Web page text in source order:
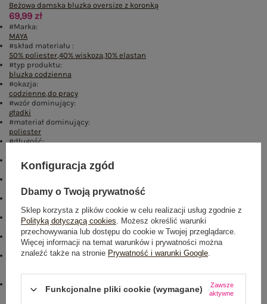
Beżowa damska bluzka oversize z koronką
69,99 zł
#Marka:
MAYA
#skład materiału :
50% poliester,40% wiskoza,10% elastan
#typ produktu:
bluzka codzienna
#okazja:
codzienne,do pracy
#wzór dominujący:
gładki
#materiał dominujący:
poliester
#długość:
#rękaw:
krótki rękaw
okrągły
brak
#cechy dodatkowe:
koronka,lampasy
#sposób prania :
pranie w pralce w 30°C
#modelka:
cm, biust 90 cm, talia 62 cm, biodra 94 cm
Buy the look:
#D22D7D#FFFFFF
Konfiguracja zgód
Dbamy o Twoją prywatność
Sklep korzysta z plików cookie w celu realizacji usług zgodnie z
Polityką dotyczącą cookies. Możesz określić warunki
przechowywania lub dostępu do cookie w Twojej przeglądarce.
Więcej informacji na temat warunków i prywatności można
znaleźć także na stronie Prywatność i warunki Google.
Funkcjonalne pliki cookie (wymagane)
Zawsze
aktywne